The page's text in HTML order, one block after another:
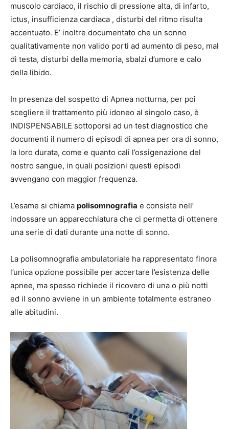
muscolo cardiaco, il rischio di pressione alta, di infarto,
ictus, insufficienza cardiaca , disturbi del ritmo risulta
accentuato. E’ inoltre documentato che un sonno
qualitativamente non valido porti ad aumento di peso, mal
di testa, disturbi della memoria, sbalzi d’umore e calo
della libido.
In presenza del sospetto di Apnea notturna, per poi
scegliere il trattamento più idoneo al singolo caso, è
INDISPENSABILE sottoporsi ad un test diagnostico che
documenti il numero di episodi di apnea per ora di sonno,
la loro durata, come e quanto cali l’ossigenazione del
nostro sangue, in quali posizioni questi episodi
avvengano con maggior frequenza.
L’esame si chiama polisomnografia e consiste nell’
indossare un apparecchiatura che ci permetta di ottenere
una serie di dati durante una notte di sonno.
La polisomnografia ambulatoriale ha rappresentato finora
l’unica opzione possibile per accertare l’esistenza delle
apnee, ma spesso richiede il ricovero di una o più notti
ed il sonno avviene in un ambiente totalmente estraneo
alle abitudini.